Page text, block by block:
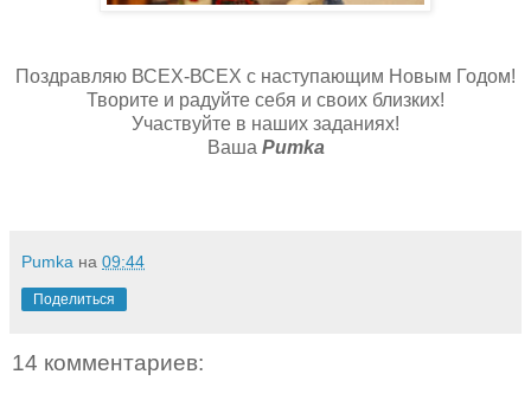
Поздравляю ВСЕХ-ВСЕХ с наступающим Новым Годом!
Творите и радуйте себя и своих близких!
Участвуйте в наших заданиях!
Ваша Pumka
Pumka на 09:44
Поделиться
14 комментариев: